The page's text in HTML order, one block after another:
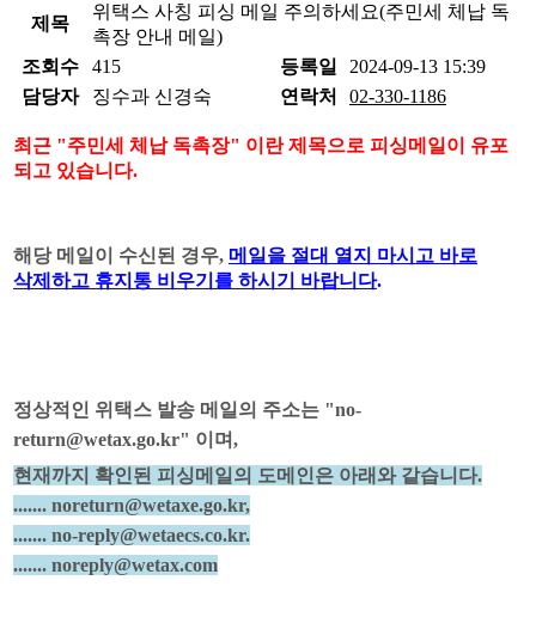
제목
위택스 사칭 피싱 메일 주의하세요(주민세 체납 독
촉장 안내 메일)
조회수
415 등록일
2024-09-13 15:39
담당자
징수과 신경숙 연락처 02-330-1186
최근 "주민세 체납 독촉장" 이란 제목으로 피싱메일이 유포
되고 있습니다.
해당 메일이 수신된 경우, 메일을 절대 열지 마시고 바로
삭제하고 휴지통 비우기 를 하시기 바랍니다.
정상적인 위택스 발송 메일의 주소는 "no-
return@wetax.go.kr" 이며,
현재까지 확인된 피싱메일의 도메인은 아래와 같습니다.
....... noreturn@wetaxe.go.kr,
....... no-reply@wetaecs.co.kr.
....... noreply@wetax.com